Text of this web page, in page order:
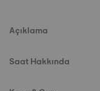
Açıklama
Saat Hakkında